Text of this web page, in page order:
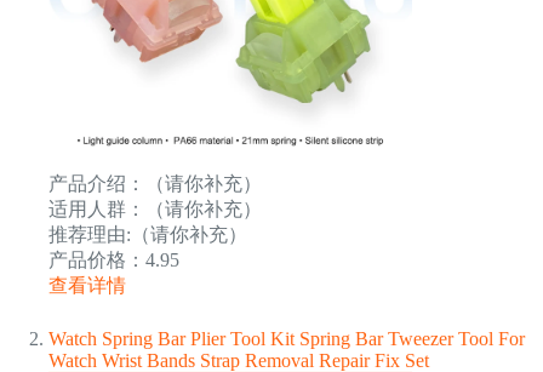
产品介绍：（请你补充）
适用人群：（请你补充）
推荐理由:（请你补充）
产品价格：4.95
查看详情
Watch Spring Bar Plier Tool Kit Spring Bar Tweezer Tool For
Watch Wrist Bands Strap Removal Repair Fix Set